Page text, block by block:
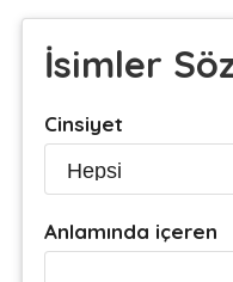
İsimler
Cinsiyet
Anlamında içeren